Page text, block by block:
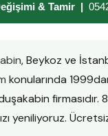
& Tamir |
, Beykoz ve
konularında
yeniliyoruz.